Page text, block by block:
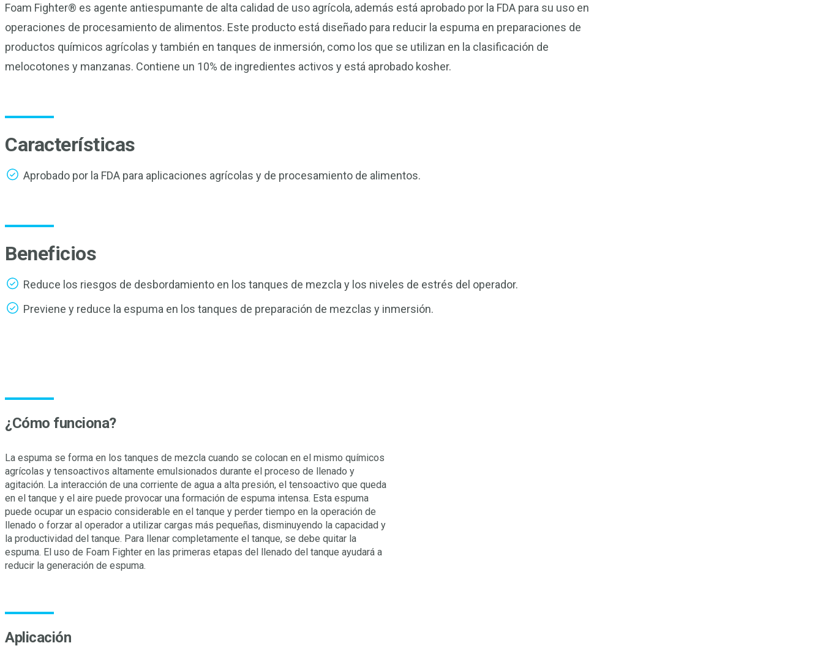
Foam Fighter® es agente antiespumante de alta calidad de uso agrícola, además está aprobado por la FDA para su uso en
operaciones de procesamiento de alimentos. Este producto está diseñado para reducir la espuma en preparaciones de
productos químicos agrícolas y también en tanques de inmersión, como los que se utilizan en la clasificación de
melocotones y manzanas. Contiene un 10% de ingredientes activos y está aprobado kosher.
Características
Aprobado por la FDA para aplicaciones agrícolas y de procesamiento de alimentos.
Beneficios
Reduce los riesgos de desbordamiento en los tanques de mezcla y los niveles de estrés del operador.
Previene y reduce la espuma en los tanques de preparación de mezclas y inmersión.
¿Cómo funciona?
La espuma se forma en los tanques de mezcla cuando se colocan en el mismo químicos
agrícolas y tensoactivos altamente emulsionados durante el proceso de llenado y
agitación. La interacción de una corriente de agua a alta presión, el tensoactivo que queda
en el tanque y el aire puede provocar una formación de espuma intensa. Esta espuma
puede ocupar un espacio considerable en el tanque y perder tiempo en la operación de
llenado o forzar al operador a utilizar cargas más pequeñas, disminuyendo la capacidad y
la productividad del tanque. Para llenar completamente el tanque, se debe quitar la
espuma. El uso de Foam Fighter en las primeras etapas del llenado del tanque ayudará a
reducir la generación de espuma.
Aplicación